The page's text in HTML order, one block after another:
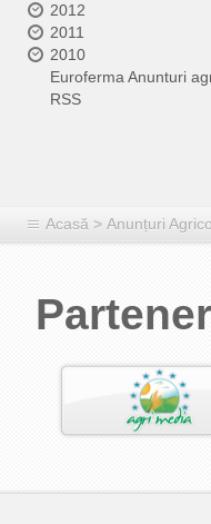
2012
2011
2010
Euroferma Anunturi
RSS
Acasă > Anunțuri